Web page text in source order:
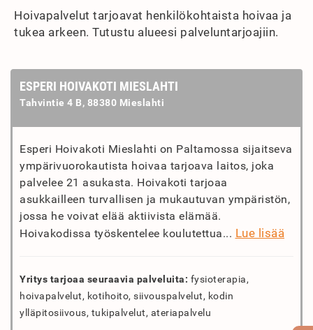
Hoivapalvelut tarjoavat henkilökohtaista hoivaa ja
tukea arkeen. Tutustu alueesi palveluntarjoajiin.
ESPERI HOIVAKOTI MIESLAHTI
Tahvintie 4 B, 88380 Mieslahti
Esperi Hoivakoti Mieslahti on Paltamossa sijaitseva
ympärivuorokautista hoivaa tarjoava laitos, joka
palvelee 21 asukasta. Hoivakoti tarjoaa
asukkailleen turvallisen ja mukautuvan ympäristön,
jossa he voivat elää aktiivista elämää.
Hoivakodissa työskentelee koulutettua... Lue lisää
Yritys tarjoaa seuraavia palveluita: fysioterapia,
hoivapalvelut, kotihoito, siivouspalvelut, kodin
ylläpitosiivous, tukipalvelut, ateriapalvelu